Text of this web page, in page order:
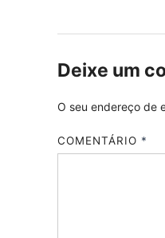
Deixe um
O seu endereço de
COMENTÁRIO *